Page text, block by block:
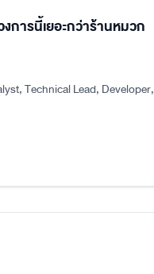
การนี้เยอะกว่าร้านหมวก
Technical Lead, Developer,